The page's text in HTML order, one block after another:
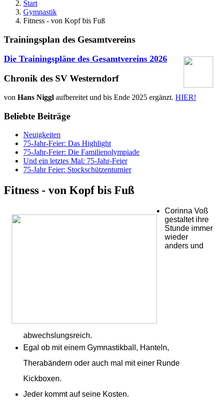
Start
Gymnastik
Fitness - von Kopf bis Fuß
Trainingsplan des Gesamtvereins
Die Trainingspläne des Gesamtvereins 2026
Chronik des SV Westerndorf
von Hans Niggl aufbereitet und bis Ende 2025 ergänzt. HIER!
Beliebte Beiträge
Neuigkeiten
75-Jahr-Feier: Das Highlight
75-Jahr-Feier: Die Familienolympiade
Und ein letztes Mal: 75-Jahr-Feier
75-Jahr Feier: Stockschützenturnier
Fitness - von Kopf bis Fuß
Corinna Voß
gestaltet ihre
Stunde immer
wieder
anders und
abwechslungsreich.
Egal ob mit einem Gymnastikball, Hanteln,
Therabändern oder auch mal mit einer Runde
Kickboxen.
Jeder kommt auf seine Kosten.